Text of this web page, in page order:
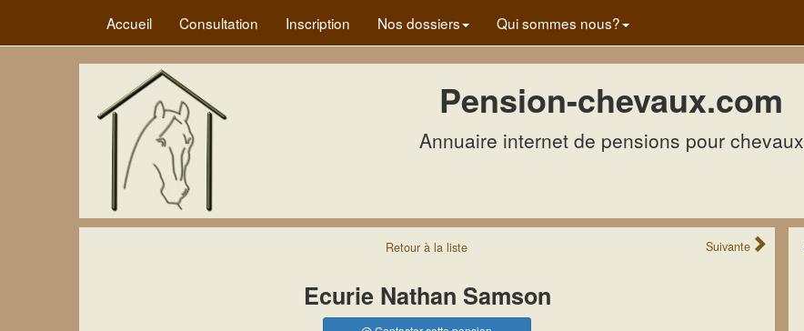
Accueil Consultation Inscription Nos dossiers Qui sommes nous?
Pension-chevaux.com
Annuaire internet de pensions pour chevaux
Retourà laliste Suivante
Ecurie Nathan Samson